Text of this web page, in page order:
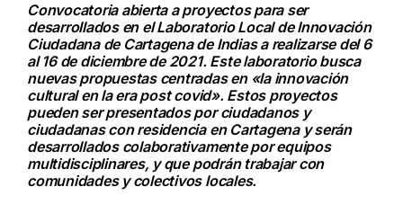
Convocatoria abierta a proyectos para ser
desarrollados en el Laboratorio Local de Innovación
Ciudadana de Cartagena de Indias a realizarse del 6
al 16 de diciembre de 2021. Este laboratorio busca
nuevas propuestas centradas en «la innovación
cultural en la era post covid». Estos proyectos
pueden ser presentados por ciudadanos y
ciudadanas con residencia en Cartagena y serán
desarrollados colaborativamente por equipos
multidisciplinares, y que podrán trabajar con
comunidades y colectivos locales.